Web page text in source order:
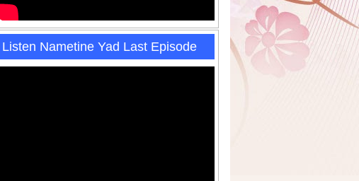
Listen Nametine Yad Last Episode